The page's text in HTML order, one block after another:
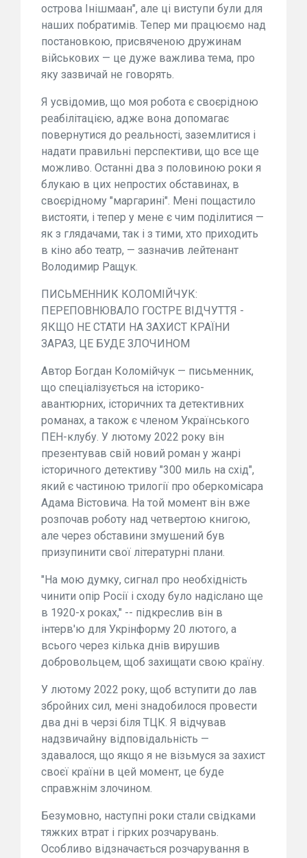
острова Інішмаан", але ці виступи були для
наших побратимів. Тепер ми працюємо над
постановкою, присвяченою дружинам
військових — це дуже важлива тема, про
яку зазвичай не говорять.
Я усвідомив, що моя робота є своєрідною
реабілітацією, адже вона допомагає
повернутися до реальності, заземлитися і
надати правильні перспективи, що все ще
можливо. Останні два з половиною роки я
блукаю в цих непростих обставинах, в
своєрідному "маргарині". Мені пощастило
вистояти, і тепер у мене є чим поділитися —
як з глядачами, так і з тими, хто приходить
в кіно або театр, — зазначив лейтенант
Володимир Ращук.
ПИСЬМЕННИК КОЛОМІЙЧУК:
ПЕРЕПОВНЮВАЛО ГОСТРЕ ВІДЧУТТЯ -
ЯКЩО НЕ СТАТИ НА ЗАХИСТ КРАЇНИ
ЗАРАЗ, ЦЕ БУДЕ ЗЛОЧИНОМ
Автор Богдан Коломійчук — письменник,
що спеціалізується на історико-
авантюрних, історичних та детективних
романах, а також є членом Українського
ПЕН-клубу. У лютому 2022 року він
презентував свій новий роман у жанрі
історичного детективу "300 миль на схід",
який є частиною трилогії про оберкомісара
Адама Вістовича. На той момент він вже
розпочав роботу над четвертою книгою,
але через обставини змушений був
призупинити свої літературні плани.
"На мою думку, сигнал про необхідність
чинити опір Росії і сходу було надіслано ще
в 1920-х роках," -- підкреслив він в
інтерв'ю для Укрінформу 20 лютого, а
всього через кілька днів вирушив
добровольцем, щоб захищати свою країну.
У лютому 2022 року, щоб вступити до лав
збройних сил, мені знадобилося провести
два дні в черзі біля ТЦК. Я відчував
надзвичайну відповідальність —
здавалося, що якщо я не візьмуся за захист
своєї країни в цей момент, це буде
справжнім злочином.
Безумовно, наступні роки стали свідками
тяжких втрат і гірких розчарувань.
Особливо відзначається розчарування в